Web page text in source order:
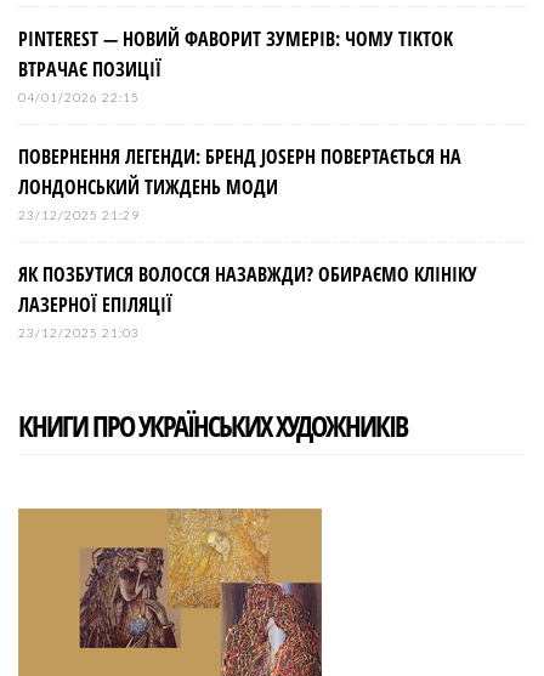
PINTEREST — НОВИЙ ФАВОРИТ ЗУМЕРІВ: ЧОМУ TIKTOK
ВТРАЧАЄ ПОЗИЦІЇ
04/01/2026 22:15
ПОВЕРНЕННЯ ЛЕГЕНДИ: БРЕНД JOSEPH ПОВЕРТАЄТЬСЯ НА
ЛОНДОНСЬКИЙ ТИЖДЕНЬ МОДИ
23/12/2025 21:29
ЯК ПОЗБУТИСЯ ВОЛОССЯ НАЗАВЖДИ? ОБИРАЄМО КЛІНІКУ
ЛАЗЕРНОЇ ЕПІЛЯЦІЇ
23/12/2025 21:03
КНИГИ ПРО УКРАЇНСЬКИХ ХУДОЖНИКІВ